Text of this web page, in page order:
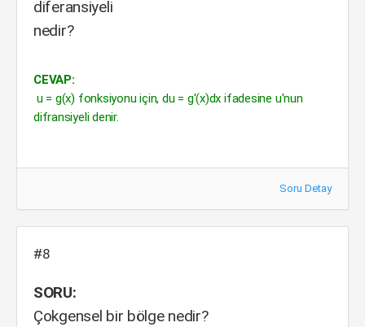
diferansiyeli
nedir?
CEVAP:
u = g(x) fonksiyonu için, du = g'(x)dx ifadesine u'nun
difransiyeli denir.
Soru Detay
#8
SORU:
Çokgensel bir bölge nedir?